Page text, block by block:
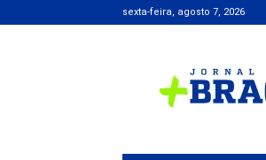
sexta-feira, agosto 7, 2026
+
Bragança